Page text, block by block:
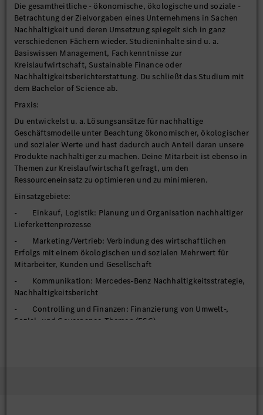
Die gesamtheitliche - ökonomische, ökologische und soziale -
Betrachtung der Zielvorgaben eines Unternehmens in Sachen
Nachhaltigkeit und deren Umsetzung spiegelt sich in ganz
verschiedenen Fächern wieder. Studieninhalte sind u. a.
Basiswissen Management, Fachkenntnisse zur
Kreislaufwirtschaft, Sustainable Finance oder
Nachhaltigkeitsberichterstattung. Du schließt das Studium mit
dem Bachelor of Science ab.
Praxis:
Du entwickelst u. a. Lösungsansätze für nachhaltige
Geschäftsmodelle unter Beachtung ökonomischer, ökologischer
und sozialer Werte und hast dadurch auch Anteil daran unsere
Produkte nachhaltiger zu machen. Deine Mitarbeit ist ebenso in
Themen zur Kreislaufwirtschaft gefragt, um den
Ressourceneinsatz zu optimieren und zu minimieren.
Einsatzgebiete:
- Einkauf, Logistik: Planung und Organisation nachhaltiger
Lieferkettenprozesse
- Marketing/Vertrieb: Verbindung des wirtschaftlichen
Erfolgs mit einem ökologischen und sozialen Mehrwert für
Mitarbeiter, Kunden und Gesellschaft
- Kommunikation: Mercedes-Benz Nachhaltigkeitsstrategie,
Nachhaltigkeitsbericht
- Controlling und Finanzen: Finanzierung von Umwelt-,
Sozial- und Governance-Themen (ESG)